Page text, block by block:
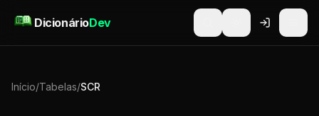
DicionárioDev
Início/Tabelas/SCR